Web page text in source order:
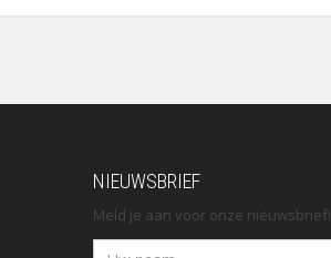
NIEUWSBRIEF
Meld je aan voor onze nieuwsbrief!